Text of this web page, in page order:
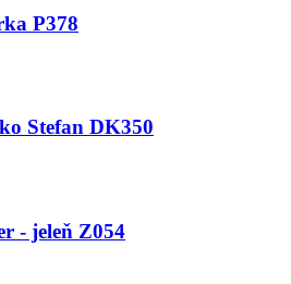
P378
Stefan DK350
- jeleň Z054